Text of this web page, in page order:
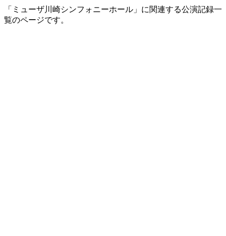
「ミューザ川崎シンフォニーホール」に関連する公演記録一
覧のページです。